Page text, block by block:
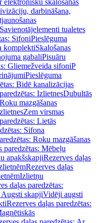
elektronisku skalošanas
darbināšana,
Savienotājelementi tualetes
SifoniPieslēguma
komplektiSkalošanas
gabaliPisuāru
Gliemežveida sifoniP
Pieslēguma
Bidē kanalizācijas
IzlietnesDubultās
Roku mazgāšanas
Zem virsmas
Lietās
Sifona
Roku mazgāšanas
paredzētas: Mēbeļu
apakšskapjiRezerves daļas
Rezerves daļas
Izlietņu
daļas paredzētas:
Augsti skapjiVidēji augsti
Rezerves daļas paredzētas: